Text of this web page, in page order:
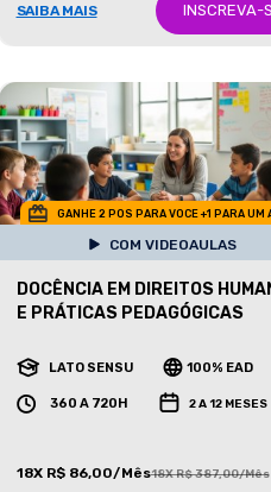
SAIBA MAIS INSCREVA-
GANHE 2 POS PARA VOCE +1 PARA UM
COM VIDEOAULAS
DOCÊNCIA EM DIREITOS
E PRÁTICAS PEDAGÓGICAS
LATO SENSU 100% EAD
360 A 720H 2 A 12 MESES
18X R$ 86,00/Mês18X R$ 387,00/Mês